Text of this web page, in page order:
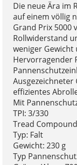
Die neue Ära im
auf einem völlig
Grand Prix 5000
Rollwiderstand
weniger
Hervorragender
effizientes
Mit
TPI: 3/330
Tread
Typ: Falt
Gewicht: 230 g
Typ